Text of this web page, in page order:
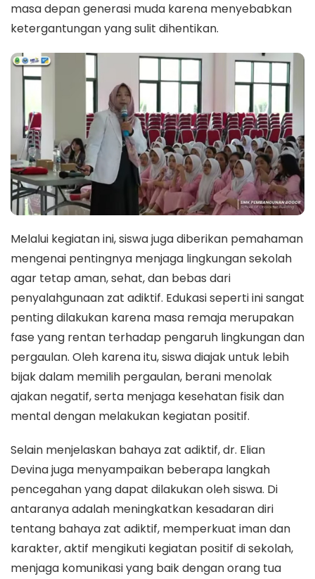
masa depan generasi muda karena menyebabkan
ketergantungan yang sulit dihentikan.
Melalui kegiatan ini, siswa juga diberikan pemahaman
mengenai pentingnya menjaga lingkungan sekolah
agar tetap aman, sehat, dan bebas dari
penyalahgunaan zat adiktif. Edukasi seperti ini sangat
penting dilakukan karena masa remaja merupakan
fase yang rentan terhadap pengaruh lingkungan dan
pergaulan. Oleh karena itu, siswa diajak untuk lebih
bijak dalam memilih pergaulan, berani menolak
ajakan negatif, serta menjaga kesehatan fisik dan
mental dengan melakukan kegiatan positif.
Selain menjelaskan bahaya zat adiktif, dr. Elian
Devina juga menyampaikan beberapa langkah
pencegahan yang dapat dilakukan oleh siswa. Di
antaranya adalah meningkatkan kesadaran diri
tentang bahaya zat adiktif, memperkuat iman dan
karakter, aktif mengikuti kegiatan positif di sekolah,
menjaga komunikasi yang baik dengan orang tua